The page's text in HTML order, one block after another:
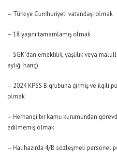
– Türkiye Cumhuriyeti vatandaşı olmak
– 18 yaşını tamamlamış olmak
– SGK’dan emeklilik, yaşlılık veya
aylığı hariç)
– 2024 KPSS B grubuna girmiş ve ilgili
olmak
– Herhangi bir kamu kurumundan
edilmemiş olmak
– Halihazırda 4/B sözleşmeli personel